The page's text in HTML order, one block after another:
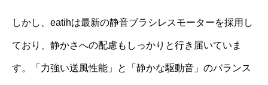
しかし、eatihは最新の静音ブラシレスモーターを採用し
ており、静かさへの配慮もしっかりと行き届いていま
す。「力強い送風性能」と「静かな駆動音」のバランス